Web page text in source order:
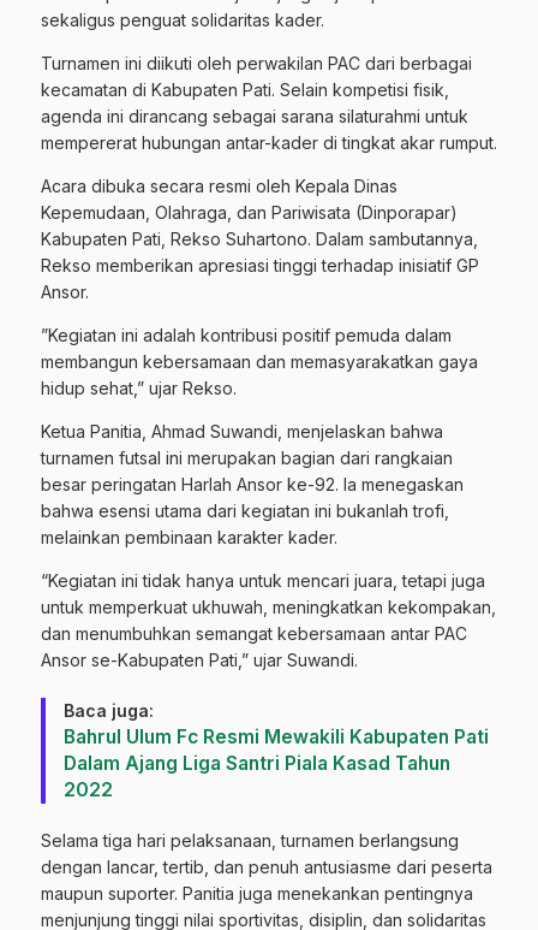
sekaligus penguat solidaritas kader.
​Turnamen ini diikuti oleh perwakilan PAC dari berbagai
kecamatan di Kabupaten Pati. Selain kompetisi fisik,
agenda ini dirancang sebagai sarana silaturahmi untuk
mempererat hubungan antar-kader di tingkat akar rumput.
​Acara dibuka secara resmi oleh Kepala Dinas
Kepemudaan, Olahraga, dan Pariwisata (Dinporapar)
Kabupaten Pati, Rekso Suhartono. Dalam sambutannya,
Rekso memberikan apresiasi tinggi terhadap inisiatif GP
Ansor.
​”Kegiatan ini adalah kontribusi positif pemuda dalam
membangun kebersamaan dan memasyarakatkan gaya
hidup sehat,” ujar Rekso.
​Ketua Panitia, Ahmad Suwandi, menjelaskan bahwa
turnamen futsal ini merupakan bagian dari rangkaian
besar peringatan Harlah Ansor ke-92. Ia menegaskan
bahwa esensi utama dari kegiatan ini bukanlah trofi,
melainkan pembinaan karakter kader.
“Kegiatan ini tidak hanya untuk mencari juara, tetapi juga
untuk memperkuat ukhuwah, meningkatkan kekompakan,
dan menumbuhkan semangat kebersamaan antar PAC
Ansor se-Kabupaten Pati,” ujar Suwandi.
Baca juga:
Bahrul Ulum Fc Resmi Mewakili Kabupaten Pati
Dalam Ajang Liga Santri Piala Kasad Tahun
2022
Selama tiga hari pelaksanaan, turnamen berlangsung
dengan lancar, tertib, dan penuh antusiasme dari peserta
maupun suporter. Panitia juga menekankan pentingnya
menjunjung tinggi nilai sportivitas, disiplin, dan solidaritas